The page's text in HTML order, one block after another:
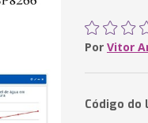
Por Vitor
Código do